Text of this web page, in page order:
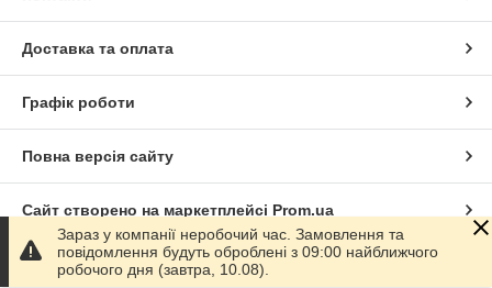
Доставка та оплата
Графік роботи
Повна версія сайту
Сайт створено на маркетплейсі Prom.ua
Політика конфіденційності
Зараз у компанії неробочий час. Замовлення та
повідомлення будуть оброблені з 09:00 найближчого
робочого дня (завтра, 10.08).